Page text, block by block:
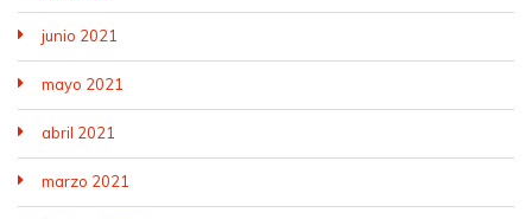
junio 2021
mayo 2021
abril 2021
marzo 2021